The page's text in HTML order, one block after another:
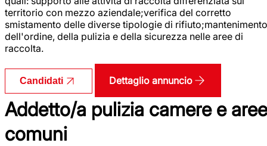
territorio con mezzo aziendale;verifica del corretto
smistamento delle diverse tipologie di rifiuto;mantenimento
dell'ordine, della pulizia e della sicurezza nelle aree di
raccolta.
Candidati Dettaglio annuncio
Addetto/a pulizia camere e aree
comuni